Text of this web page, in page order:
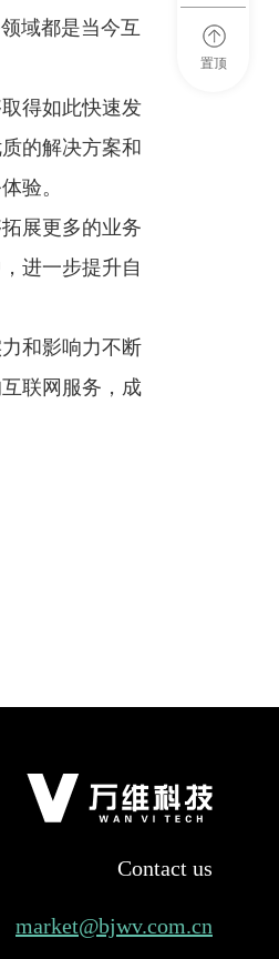
域都是当今互
得如此快速发
的解决方案和
验。
展更多的业务
进一步提升自
和影响力不断
联网服务，成
Contact us
market@bjwv.com.cn
置顶